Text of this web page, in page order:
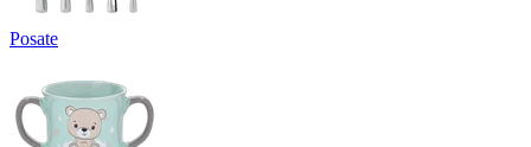
Posate